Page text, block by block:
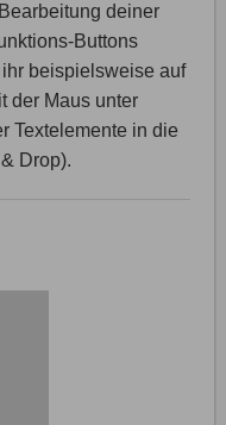
deiner
Buttons
beispielsweise auf
der Maus unter
Textelemente in die
Drop).